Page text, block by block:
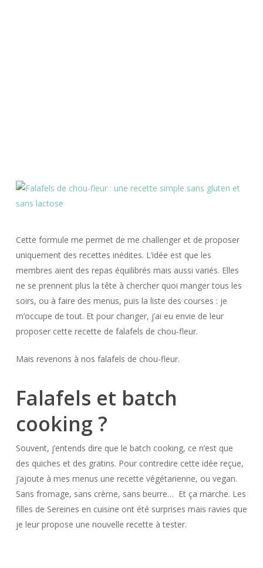
Cette formule me permet de me challenger et de proposer
uniquement des recettes inédites. L’idée est que les
membres aient des repas équilibrés mais aussi variés. Elles
ne se prennent plus la tête à chercher quoi manger tous les
soirs, ou à faire des menus, puis la liste des courses : je
m’occupe de tout. Et pour changer, j’ai eu envie de leur
proposer cette recette de falafels de chou-fleur.
Mais revenons à nos falafels de chou-fleur.
Falafels et batch
cooking ?
Souvent, j’entends dire que le batch cooking, ce n’est que
des quiches et des gratins. Pour contredire cette idée reçue,
j’ajoute à mes menus une recette végétarienne, ou vegan.
Sans fromage, sans crème, sans beurre… Et ça marche. Les
filles de Sereines en cuisine ont été surprises mais ravies que
je leur propose une nouvelle recette à tester.